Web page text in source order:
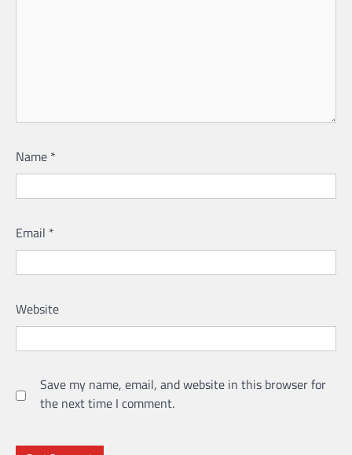
Name *
Email *
Website
Save my name, email, and website in this browser for
the next time I comment.